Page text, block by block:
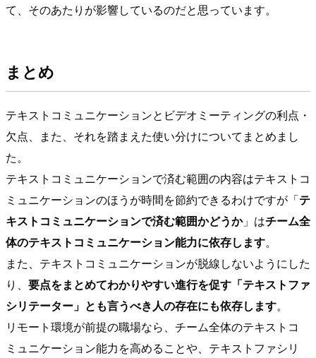
て、そのあたりが影響しているのだと思っています。
まとめ
テキストコミュニケーションとビデオミーティングの利点・
欠点、また、それを踏まえた使い分けについてまとめまし
た。
テキストコミュニケーションで済む範囲の内容はテキストコ
ミュニケーションのほうが時間を節約できるわけですが「テ
キストコミュニケーションで済む範囲かどうか」はチーム全
体のテキストコミュニケーション能力に依存します。
また、テキストコミュニケーションが脱線しないようにした
り、 要点をまとめてわかりやすい進行を促す「テキストファ
シリテーター」とも言うべき人の存在にも依存します。
リモート環境が前提の職場なら、チーム全体のテキストコ
ミュニケーション能力を高めることや、テキストファシリ